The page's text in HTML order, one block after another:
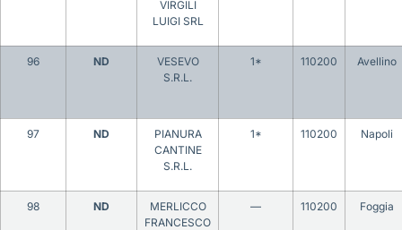
VIRGILI
LUIGI SRL
96 ND
VESEVO
S.R.L.
1* 110200 Avellino
97 ND
PIANURA
CANTINE
S.R.L.
1* 110200 Napoli
98 ND
MERLICCO
FRANCESCO
— 110200 Foggia